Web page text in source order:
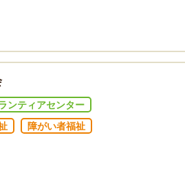
ンティアセンター
障がい者福祉